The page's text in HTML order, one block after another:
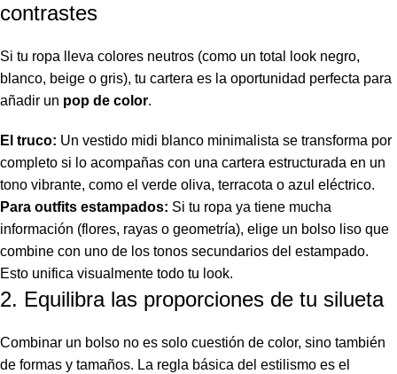
contrastes
Si tu ropa lleva colores neutros (como un total look negro,
blanco, beige o gris), tu cartera es la oportunidad perfecta para
añadir un pop de color.
El truco: Un vestido midi blanco minimalista se transforma por
completo si lo acompañas con una cartera estructurada en un
tono vibrante, como el verde oliva, terracota o azul eléctrico.
Para outfits estampados: Si tu ropa ya tiene mucha
información (flores, rayas o geometría), elige un bolso liso que
combine con uno de los tonos secundarios del estampado.
Esto unifica visualmente todo tu look.
2. Equilibra las proporciones de tu silueta
Combinar un bolso no es solo cuestión de color, sino también
de formas y tamaños. La regla básica del estilismo es el